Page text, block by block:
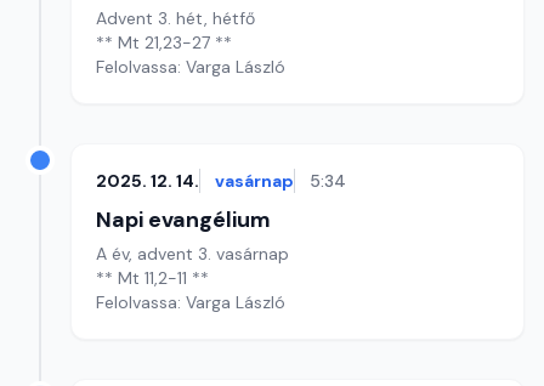
Advent 3. hét, hétfő
** Mt 21,23-27 **
Felolvassa: Varga László
2025. 12. 14. vasárnap 5:34
Napi evangélium
A év, advent 3. vasárnap
** Mt 11,2-11 **
Felolvassa: Varga László